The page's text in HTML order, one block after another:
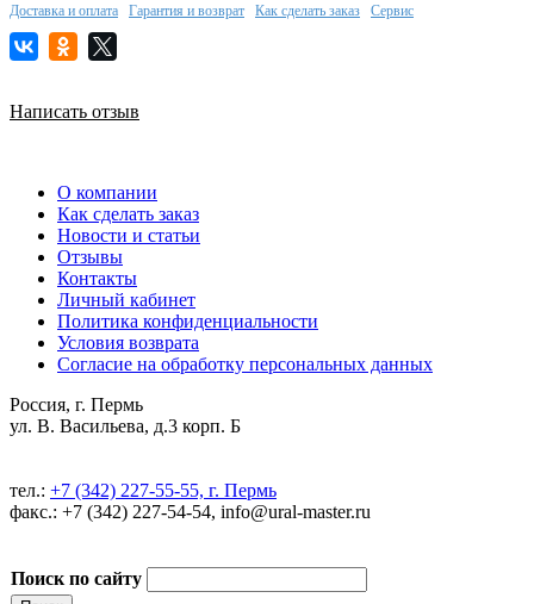
Доставка и оплата Гарантия и возврат Как сделать заказ Сервис
Написать отзыв
О компании
Как сделать заказ
Новости и статьи
Отзывы
Контакты
Личный кабинет
Политика конфиденциальности
Условия возврата
Согласие на обработку персональных данных
Россия, г. Пермь
ул. В. Васильева, д.3 корп. Б
тел.: +7 (342) 227-55-55, г. Пермь
факс.: +7 (342) 227-54-54, info@ural-master.ru
Поиск по сайту